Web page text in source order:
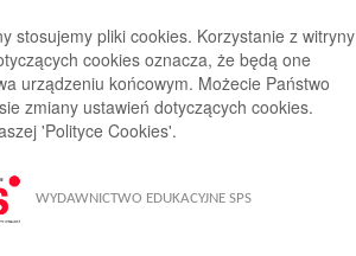
stosujemy pliki cookies. Korzystanie z witryny
cookies oznacza, że będą one
urządzeniu końcowym. Możecie Państwo
zmiany ustawień dotyczących cookies.
'Polityce Cookies'.
WYDAWNICTWO EDUKACYJNE SPS